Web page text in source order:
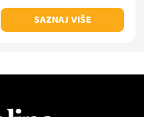
SAZNAJ VIŠE